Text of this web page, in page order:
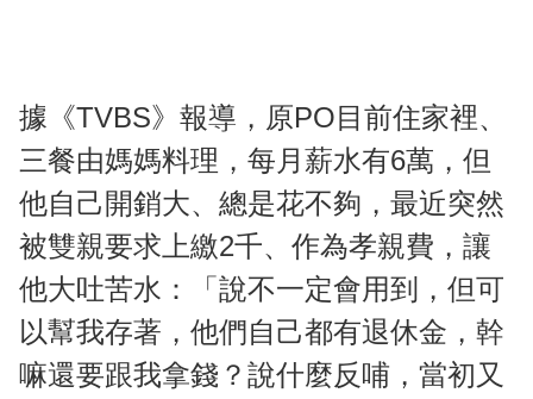
據《TVBS》報導，原PO目前住家裡、
三餐由媽媽料理，每月薪水有6萬，但
他自己開銷大、總是花不夠，最近突然
被雙親要求上繳2千、作為孝親費，讓
他大吐苦水：「說不一定會用到，但可
以幫我存著，他們自己都有退休金，幹
嘛還要跟我拿錢？說什麼反哺，當初又